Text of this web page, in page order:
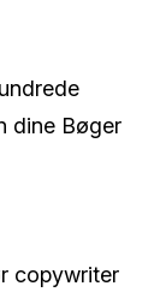
dine Bøger
copywriter